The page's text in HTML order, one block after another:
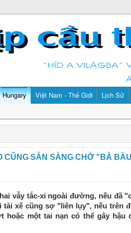
Hungary Việt Nam - Thế Giới Lịch Sử
CŨNG SẴN SÀNG CHỞ "BÀ
vẫy tắc-xi ngoài đường, nếu đã
xế cũng sợ "liên lụy", nếu trên
hoặc một tai nạn có thể gây hậu